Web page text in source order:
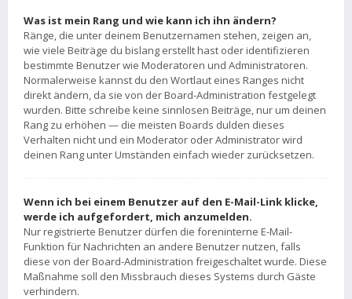
Was ist mein Rang und wie kann ich ihn ändern?
Ränge, die unter deinem Benutzernamen stehen, zeigen an,
wie viele Beiträge du bislang erstellt hast oder identifizieren
bestimmte Benutzer wie Moderatoren und Administratoren.
Normalerweise kannst du den Wortlaut eines Ranges nicht
direkt ändern, da sie von der Board-Administration festgelegt
wurden. Bitte schreibe keine sinnlosen Beiträge, nur um deinen
Rang zu erhöhen — die meisten Boards dulden dieses
Verhalten nicht und ein Moderator oder Administrator wird
deinen Rang unter Umständen einfach wieder zurücksetzen.
Wenn ich bei einem Benutzer auf den E-Mail-Link klicke,
werde ich aufgefordert, mich anzumelden.
Nur registrierte Benutzer dürfen die foreninterne E-Mail-
Funktion für Nachrichten an andere Benutzer nutzen, falls
diese von der Board-Administration freigeschaltet wurde. Diese
Maßnahme soll den Missbrauch dieses Systems durch Gäste
verhindern.